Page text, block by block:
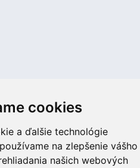
cookies
a ďalšie technológie
na zlepšenie vášho
našich webových